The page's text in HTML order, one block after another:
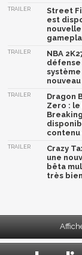
TRAILER
Street
est
TRAILER
NBA
système
TRAILER
Dragon
Zero : le
TRAILER
Crazy
une
bêta
très